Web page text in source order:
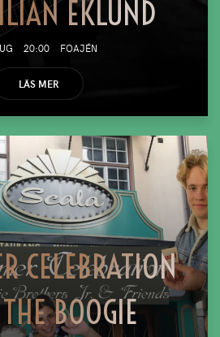
EKLUND
20:00 FOAJÉN
LÄS MER
CELEBRATION
BOOGIE